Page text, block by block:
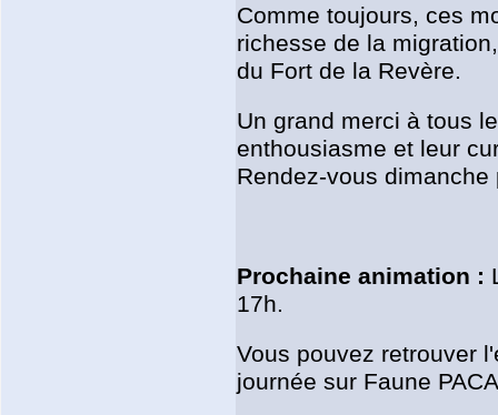
Comme toujours, ces
richesse de la
du Fort de la Revère.
Un grand merci à tous
enthousiasme et leur
Rendez-vous
Prochaine animation :
17h.
Vous pouvez retrouver
journée sur Faune